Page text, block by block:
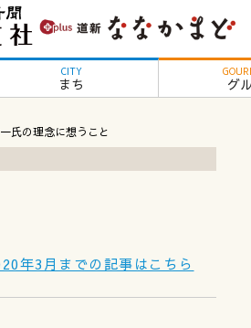
CITY
まち グ
氏の理念に想うこと
年3月までの記事はこちら